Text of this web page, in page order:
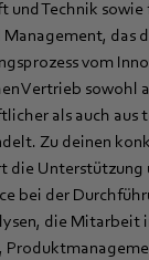
und Technik
Management, das
vom
Vertrieb sowohl
als auch aus
Zu deinen
die Unterstützung
bei der
die Mitarbeit